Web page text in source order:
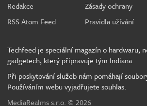
Redakce
RSS Atom Feed
Zásady ochrany
Pravidla užívání
Techfeed je speciální magazín o hardwaru,
gadgetech, který připravuje tým Indiana.
Při poskytování služeb nám pomáhají
Používáním webu vyjadřujete souhlas.
MediaRealms s.r.o. © 2026